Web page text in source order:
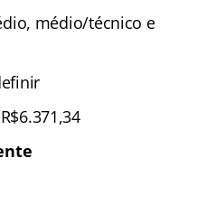
médio/técnico e